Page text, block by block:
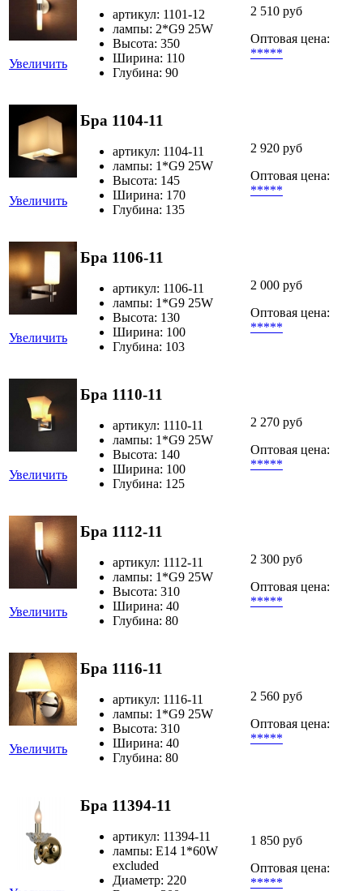
Увеличить
артикул: 1101-12
лампы: 2*G9 25W
Высота: 350
Ширина: 110
Глубина: 90
2 510 руб
Оптовая цена:
*****
Увеличить
Бра 1104-11
артикул: 1104-11
лампы: 1*G9 25W
Высота: 145
Ширина: 170
Глубина: 135
2 920 руб
Оптовая цена:
*****
Увеличить
Бра 1106-11
артикул: 1106-11
лампы: 1*G9 25W
Высота: 130
Ширина: 100
Глубина: 103
2 000 руб
Оптовая цена:
*****
Увеличить
Бра 1110-11
артикул: 1110-11
лампы: 1*G9 25W
Высота: 140
Ширина: 100
Глубина: 125
2 270 руб
Оптовая цена:
*****
Увеличить
Бра 1112-11
артикул: 1112-11
лампы: 1*G9 25W
Высота: 310
Ширина: 40
Глубина: 80
2 300 руб
Оптовая цена:
*****
Увеличить
Бра 1116-11
артикул: 1116-11
лампы: 1*G9 25W
Высота: 310
Ширина: 40
Глубина: 80
2 560 руб
Оптовая цена:
*****
Бра 11394-11
артикул: 11394-11
лампы: E14 1*60W
excluded
Диаметр: 220
1 850 руб
Оптовая цена:
*****